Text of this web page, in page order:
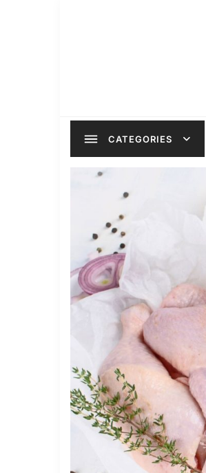
CATEGORIES